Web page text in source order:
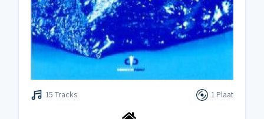
15 Tracks 1 Plaat